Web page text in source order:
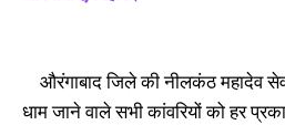
निशुल्क सेवा शिविर का हुआ समापन
In
औरंगाबाद जिले की नीलकंठ महादेव
धाम जाने वाले सभी कांवरियों को हर